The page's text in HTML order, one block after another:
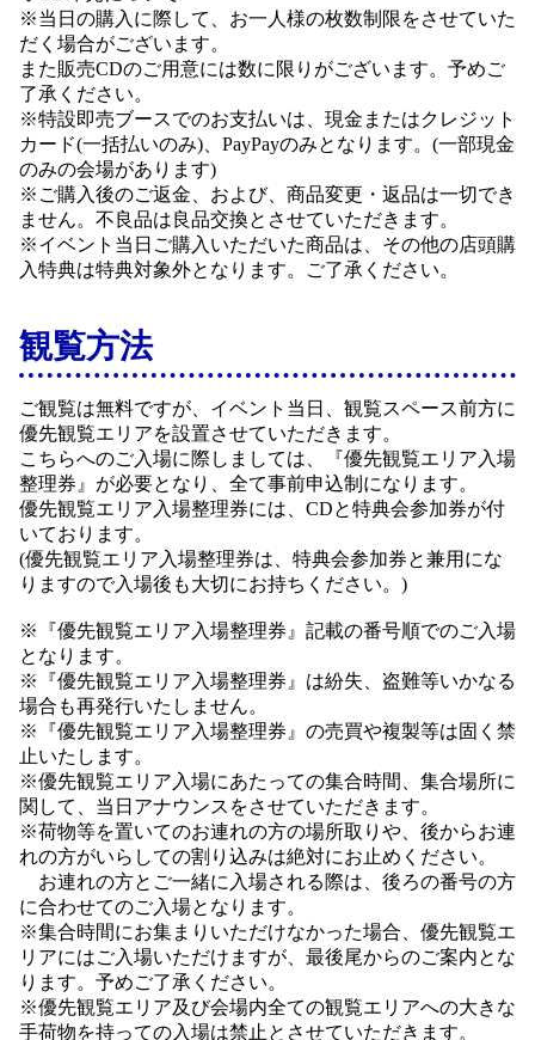
※当日の購入に際して、お一人様の枚数制限をさせていた
だく場合がございます。
また販売CDのご用意には数に限りがございます。予めご
了承ください。
※特設即売ブースでのお支払いは、現金またはクレジット
カード(一括払いのみ)、PayPayのみとなります。(一部現金
のみの会場があります)
※ご購入後のご返金、および、商品変更・返品は一切でき
ません。不良品は良品交換とさせていただきます。
※イベント当日ご購入いただいた商品は、その他の店頭購
入特典は特典対象外となります。ご了承ください。
観覧方法
ご観覧は無料ですが、イベント当日、観覧スペース前方に
優先観覧エリアを設置させていただきます。
こちらへのご入場に際しましては、『優先観覧エリア入場
整理券』が必要となり、全て事前申込制になります。
優先観覧エリア入場整理券には、CDと特典会参加券が付
いております。
(優先観覧エリア入場整理券は、特典会参加券と兼用にな
りますので入場後も大切にお持ちください。)
※『優先観覧エリア入場整理券』記載の番号順でのご入場
となります。
※『優先観覧エリア入場整理券』は紛失、盗難等いかなる
場合も再発行いたしません。
※『優先観覧エリア入場整理券』の売買や複製等は固く禁
止いたします。
※優先観覧エリア入場にあたっての集合時間、集合場所に
関して、当日アナウンスをさせていただきます。
※荷物等を置いてのお連れの方の場所取りや、後からお連
れの方がいらしての割り込みは絶対にお止めください。
お連れの方とご一緒に入場される際は、後ろの番号の方
に合わせてのご入場となります。
※集合時間にお集まりいただけなかった場合、優先観覧エ
リアにはご入場いただけますが、最後尾からのご案内とな
ります。予めご了承ください。
※優先観覧エリア及び会場内全ての観覧エリアへの大きな
手荷物を持っての入場は禁止とさせていただきます。